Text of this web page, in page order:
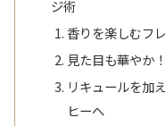
ジ術
香りを楽しむフ
見た目も華やか
リキュールを加
ヒーへ